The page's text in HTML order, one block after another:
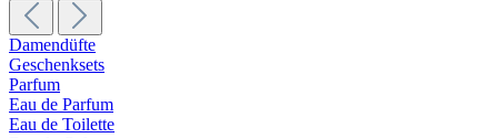
Damendüfte
Geschenksets
Parfum
Eau de Parfum
Eau de Toilette